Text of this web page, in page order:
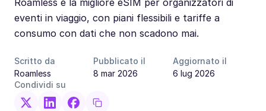
Roamless è la migliore eSIM per organizzatori di
eventi in viaggio, con piani flessibili e tariffe a
consumo con dati che non scadono mai.
Scritto da
Roamless
Pubblicato il
8 mar 2026
Aggiornato il
6 lug 2026
Condividi su